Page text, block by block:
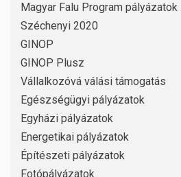
Magyar Falu Program pályázatok
Széchenyi 2020
GINOP
GINOP Plusz
Vállalkozóvá válási támogatás
Egészségügyi pályázatok
Egyházi pályázatok
Energetikai pályázatok
Építészeti pályázatok
Fotópályázatok